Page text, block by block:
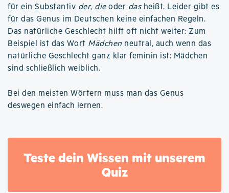
für ein Substantiv der, dieoder dasheißt. Leider gibt es
für das Genus im Deutschen keine einfachen Regeln.
Das natürliche Geschlecht hilft oft nicht weiter: Zum
Beispiel ist das Wort Mädchen neutral, auch wenn das
natürliche Geschlecht ganz klar feminin ist: Mädchen
sind schließlich weiblich.
Bei den meisten Wörtern muss man das Genus
deswegen einfach lernen.
Teste dein Wissen mit unserem
Quiz